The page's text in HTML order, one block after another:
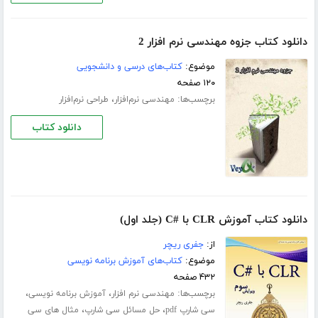
دانلود کتاب جزوه مهندسی نرم افزار 2
موضوع:کتاب‌های درسی و دانشجویی
۱۲۰ صفحه
برچسب‌ها: مهندسی نرم‌افزار، طراحی نرم‌افزار
دانلود کتاب
دانلود کتاب آموزش CLR با #C (جلد اول)
از:جفری ریچر
موضوع:کتاب‌های آموزش برنامه نویسی
۴۳۲ صفحه
برچسب‌ها: مهندسی نرم افزار،آموزش برنامه نویسی،
سی شارپ pdf ،حل مسائل سی شارپ، مثال های سی